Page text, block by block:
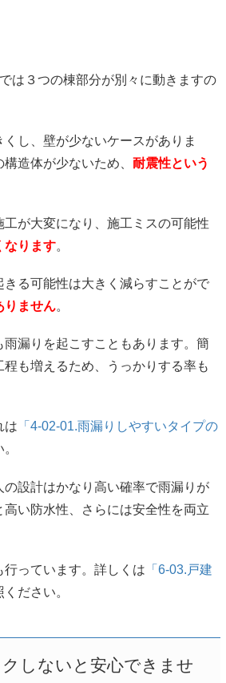
は３つの棟部分が別々に動きますの
し、壁が少ないケースがありま
造体が少ないため、 耐震性という
が大変になり、施工ミスの可能性
なります。
る可能性は大きく減らすことがで
りません。
漏りを起こすこともあります。簡
も増えるため、うっかりする率も
は 「4-02-01.雨漏りしやすいタイプの
設計はかなり高い確率で雨漏りが
い防水性、さらには安全性を両立
っています。詳しくは 「6-03.戸建
ださい。
しないと安心できませ